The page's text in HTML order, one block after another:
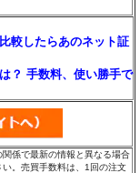
較したらあのネット証
？ 手数料、使い勝手で
係で最新の情報と異なる場合
。売買手数料は、1回の注文